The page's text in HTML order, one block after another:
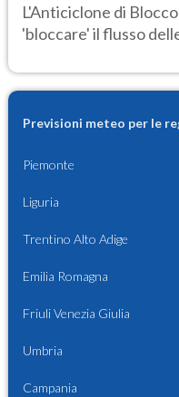
L'Anticiclone di
'bloccare' il flusso
Previsioni meteo per le
Piemonte
Liguria
Trentino Alto Adige
Emilia Romagna
Friuli Venezia Giulia
Umbria
Campania